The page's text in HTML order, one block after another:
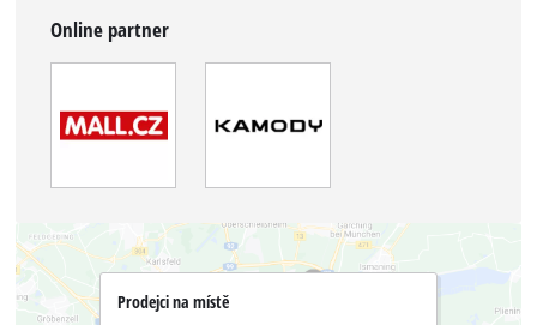
Online partner
Prodejci na místě